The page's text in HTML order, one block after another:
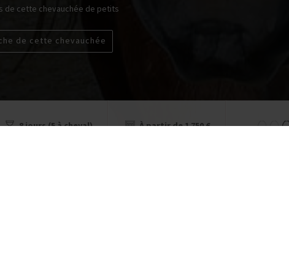
de cette chevauchée de petits
de cette chevauchée
8 jours (5 à cheval) À partir de 1 750 €